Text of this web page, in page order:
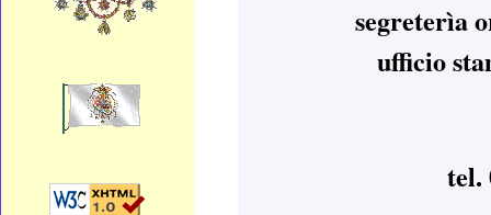
segreterìa
ufficio
tel.